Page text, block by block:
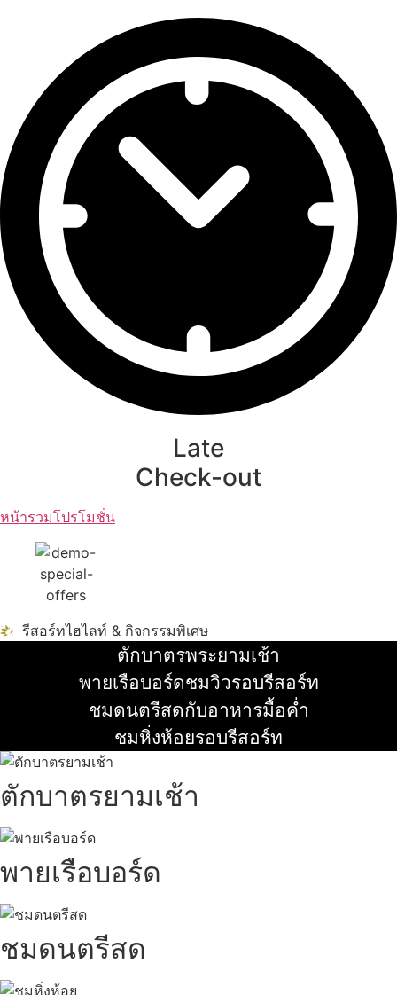
Late
Check-out
หน้ารวมโปรโมชั่น
รีสอร์ทไฮไลท์ & กิจกรรมพิเศษ
ตักบาตรพระยามเช้า
อ่านเพิ่ม
พายเรือบอร์ดชมวิวรอบรีสอร์ท
อ่านเพิ่ม
ชมดนตรีสดกับอาหารมื้อค่ำ
อ่านเพิ่ม
ชมหิ่งห้อยรอบรีสอร์ท
ตักบาตรยามเช้า
พายเรือบอร์ด
ชมดนตรีสด